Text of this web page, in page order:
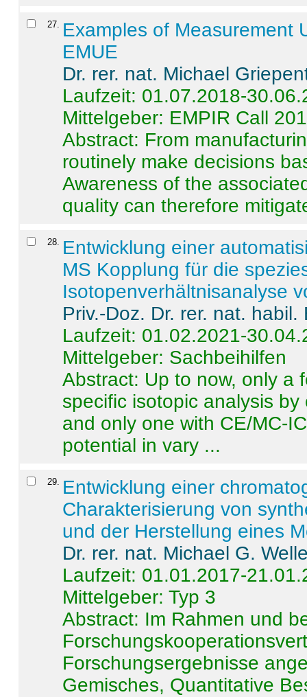
27. Examples of Measurement
EMUE
Dr. rer. nat. Michael
Laufzeit: 01.07.2018-
Mittelgeber: EMPIR Call
Abstract: From
routinely make decisions
Awareness of the
quality can therefore
28. Entwicklung einer
MS Kopplung für die
Isotopenverhältnisanalyse
Priv.-Doz. Dr. rer. nat.
Laufzeit: 01.02.2021-
Mittelgeber: Sachbeihilfen
Abstract: Up to now, only a
specific isotopic analysis
and only one with CE/MC-
potential in vary ...
29. Entwicklung einer
Charakterisierung von
und der Herstellung eines
Dr. rer. nat. Michael G.
Laufzeit: 01.01.2017-
Mittelgeber: Typ 3
Abstract: Im Rahmen und
Forschungsergebnisse
Gemisches, Quantitative